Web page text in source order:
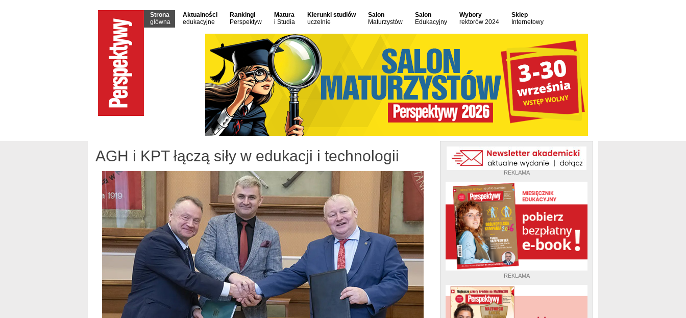
Strona
główna
Aktualności
edukacyjne
Rankingi
Perspektyw
Matura
i Studia
Kierunki studiów
uczelnie
Salon
Maturzystów
Salon
Edukacyjny
Wybory
rektorów 2024
Sklep
Internetowy
REKLAMA
REKLAMA
AGH i KPT łączą siły w edukacji i technologii